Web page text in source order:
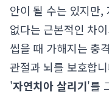
안이 될 수는 있지만
없다는 근본적인 차
씹을 때 가해지는 충
관절과 뇌를 보호합
'자연치아 살리기'를